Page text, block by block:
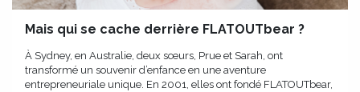
Mais qui se cache derrière FLATOUTbear ?
À Sydney, en Australie, deux sœurs, Prue et Sarah, ont
transformé un souvenir d’enfance en une aventure
entrepreneuriale unique. En 2001, elles ont fondé FLATOUTbear,